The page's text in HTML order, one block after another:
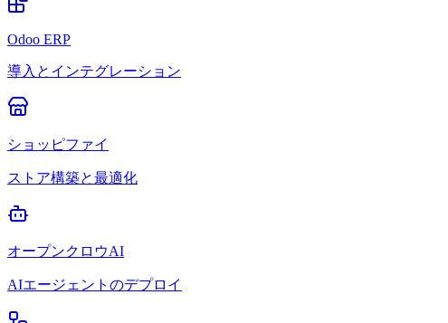
Odoo ERP
導入とインテグレーション
ショッピファイ
ストア構築と最適化
オープンクロウAI
AIエージェントのデプロイ